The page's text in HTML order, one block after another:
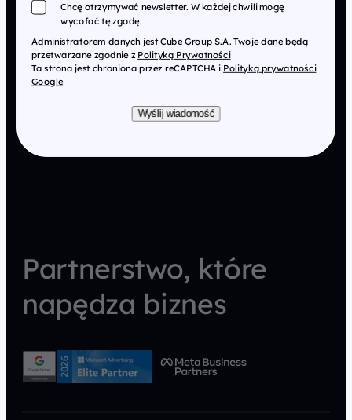
Chcę otrzymywać newsletter. W każdej chwili mogę
wycofać tę zgodę.
Administratorem danych jest Cube Group S.A. Twoje dane będą
przetwarzane zgodnie z Polityką Prywatności
Ta strona jest chroniona przez reCAPTCHA i Polityką prywatności
Google
Wyślij wiadomość
Partnerstwo, które
napędza biznes